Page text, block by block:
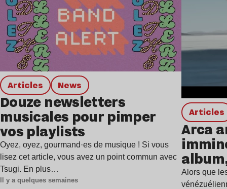
Articles news
Douze newsletters
musicales pour pimper
vos playlists
Oyez, oyez, gourmand·es de musique ! Si vous
lisez cet article, vous avez un point commun avec
Tsugi. En plus…
Il y a quelques semaines
Articles
Arca
Alors que